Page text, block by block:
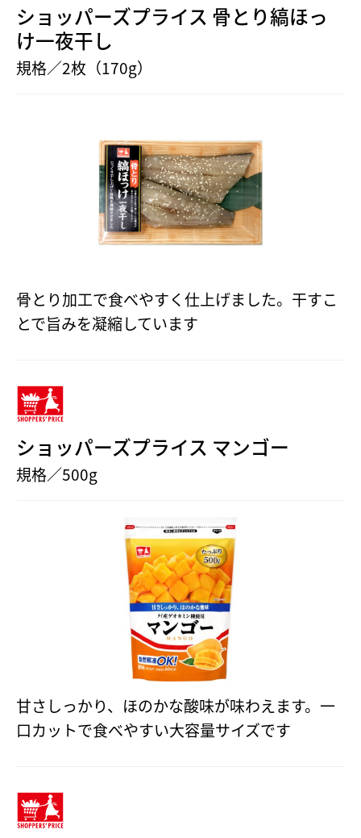
ショッパーズプライス 骨とり縞ほっ
け一夜干し
規格／2枚（170g）
骨とり加工で食べやすく仕上げました。干すこ
とで旨みを凝縮しています
ショッパーズプライス マンゴー
規格／500g
甘さしっかり、ほのかな酸味が味わえます。一
口カットで食べやすい大容量サイズです